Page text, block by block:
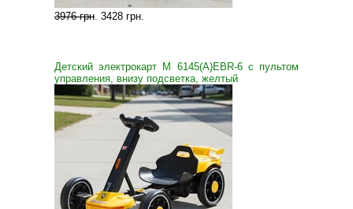
3976 грн. 3428 грн.
Детский электрокарт M 6145(A)EBR-6 с пультом
управления, внизу подсветка, желтый